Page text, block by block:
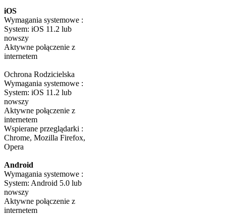
iOS
Wymagania systemowe :
System: iOS 11.2 lub
nowszy
Aktywne połączenie z
internetem
Ochrona Rodzicielska
Wymagania systemowe :
System: iOS 11.2 lub
nowszy
Aktywne połączenie z
internetem
Wspierane przeglądarki :
Chrome, Mozilla Firefox,
Opera
Android
Wymagania systemowe :
System: Android 5.0 lub
nowszy
Aktywne połączenie z
internetem